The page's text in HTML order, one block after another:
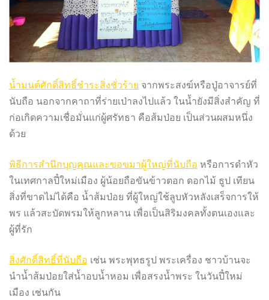
น้ำมนต์ศักดิ์สิทธิ์ชำระสิ่งชั่วร้าย จากพระสงฆ์หรือปู่อาจารย์ที่
นับถือ นอกจากคาถาที่ร่ายเป่าลงไปแล้ว ในน้ำยังมีสิ่งสำคัญ ที่
ก่อเกิดความเชื่อมั่นแก่ผู้ศรัทธา คือส้มป่อย เป็นส่วนผสมหนึ่ง
ด้วย
พิธีการสำนึกบุญคุณและขอขมาผู้ใหญ่ที่นับถือ หรือการดำหัว
ในเทศกาลปี๋ใหม่เมือง ผู้น้อยถือขันข้าวตอก ดอกไม้ ธูป เทียน
สิ่งที่ขาดไม่ได้คือ น้ำส้มป่อย ที่ผู้ใหญ่ใช้ลูบหัวหลังเสร็จการให้
พร แล้วสะบัดพรมให้ลูกหลาน เพื่อเป็นสิริมงคลทั้งตนเองและ
ผู้ที่รัก
สิ่งศักดิ์สิทธิ์ที่นับถือ เช่น พระพุทธรูป พระเครื่อง ชาวบ้านจะ
นำน้ำส้มป่อยใส่น้ำอบน้ำหอม เพื่อสรงน้ำพระ ในวันปี๋ใหม่
เมือง เช่นกัน